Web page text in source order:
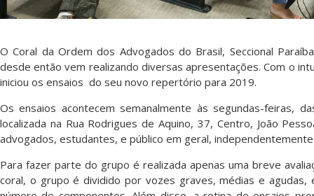
O Coral da Ordem dos Advogados do Brasil, Seccional
desde então vem realizando diversas apresentações. Com o
iniciou os ensaios do seu novo repertório para 2019.
Os ensaios acontecem semanalmente às segundas-feiras,
localizada na Rua Rodrigues de Aquino, 37, Centro, João
advogados, estudantes, e público em geral,
Para fazer parte do grupo é realizada apenas uma breve
coral, o grupo é dividido por vozes graves, médias e